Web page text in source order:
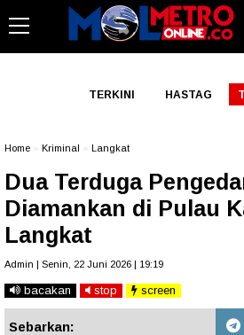
TERKINI HASTAG
Home Kriminal Langkat
Dua Terduga
Diamankan di Pulau
Langkat
Admin | Senin, 22 Juni 2026 | 19:19
bacakan stop screen
Sebarkan: